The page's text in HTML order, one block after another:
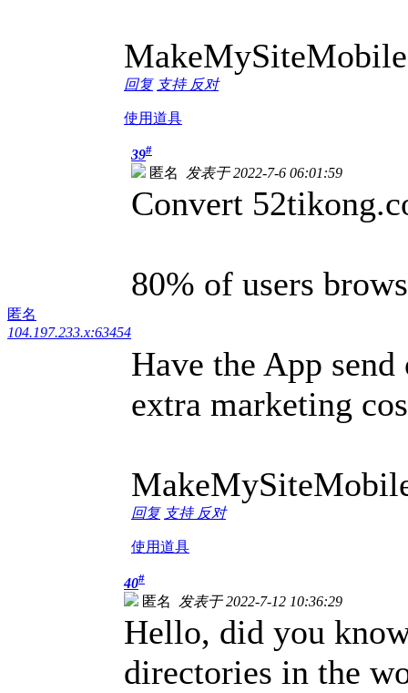
回复 支持 反对
使用道具
匿名
104.197.233.x:63454
39#
匿名 发表于 2022-7-6 06:01:59
Convert
80% of users
Have the App
extra marketing
回复 支持 反对
使用道具
40#
匿名 发表于 2022-7-12 10:36:29
Hello, did you
directories in the